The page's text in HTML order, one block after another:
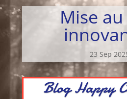
Mise
23 Sep
Blog Happy